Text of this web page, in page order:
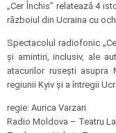
„Cer Închis” relatează 4
războiul din Ucraina cu
Spectacolul radiofonic
și amintiri, inclusiv, ale
atacurilor rusești asupra
regiunii Kyiv și a întregii
regie: Aurica Varzari
Radio Moldova – Teatru